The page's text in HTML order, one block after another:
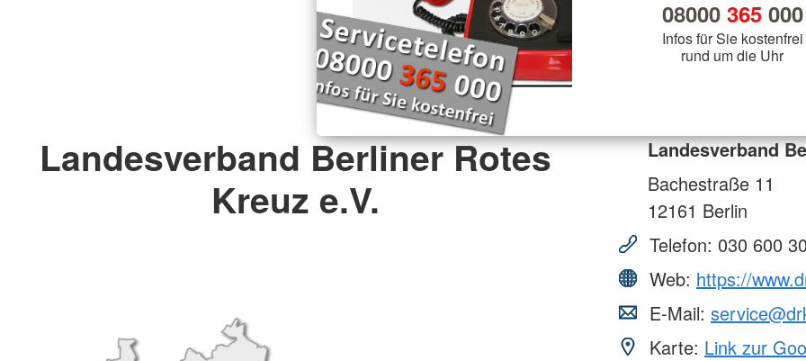
08000 365000
Infos für Sie kostenfrei
rund um die Uhr
Landesverband Berliner Rotes
Kreuz e.V.
Landesverband
Bachestraße 11
12161 Berlin
Telefon: 030 600
Web: https://
E-Mail:
Karte: Link zur